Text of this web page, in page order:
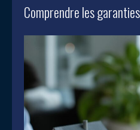
Comprendre les